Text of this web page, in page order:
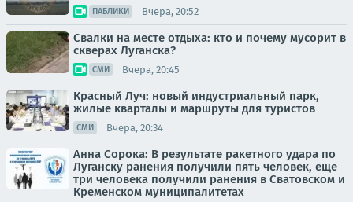
ПАБЛИКИ Вчера, 20:52
Свалки на месте отдыха: кто и почему мусорит в
скверах Луганска?
СМИ Вчера, 20:45
Красный Луч: новый индустриальный парк,
жилые кварталы и маршруты для туристов
СМИ Вчера, 20:34
Анна Сорока: В результате ракетного удара по
Луганску ранения получили пять человек, еще
три человека получили ранения в Сватовском и
Кременском муниципалитетах